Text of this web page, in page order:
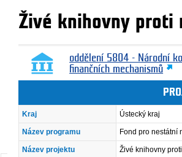
Živé knihovny proti
oddělení 5804 - Národní
finančních mechanismů
Kraj Ústecký kraj
Název programu Fond pro nestátní
Název projektu Živé knihovny